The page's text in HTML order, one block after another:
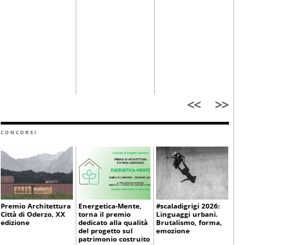
CONCORSI
Premio Architettura
Città di Oderzo, XX
edizione
Energetica-Mente,
torna il premio
dedicato alla qualità
del progetto sul
patrimonio costruito
#scaladigrigi 2026:
Linguaggi urbani.
Brutalismo, forma,
emozione